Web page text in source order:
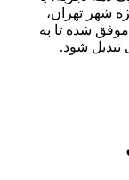
شهر تهران،
شده تا به
شود.